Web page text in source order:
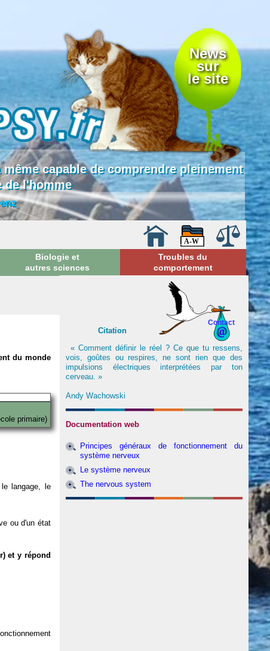
News
sur
le site
capable de comprendre pleinement
de l'homme
Biologie et
autres sciences
Troubles du
comportement
du monde
primaire)
langage, le
ou d'un état
et y répond
Contact
Citation
« Comment définir le réel ? Ce que tu ressens,
vois, goûtes ou respires, ne sont rien que des
impulsions électriques interprétées par ton
cerveau. »
Andy Wachowski
Documentation web
Principes généraux de fonctionnement du
système nerveux
Le système nerveux
The nervous system